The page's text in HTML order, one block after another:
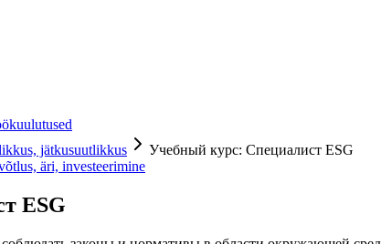
jätkusuutlikkus
Учебный курс: Специалист ESG
äri, investeerimine
ESG